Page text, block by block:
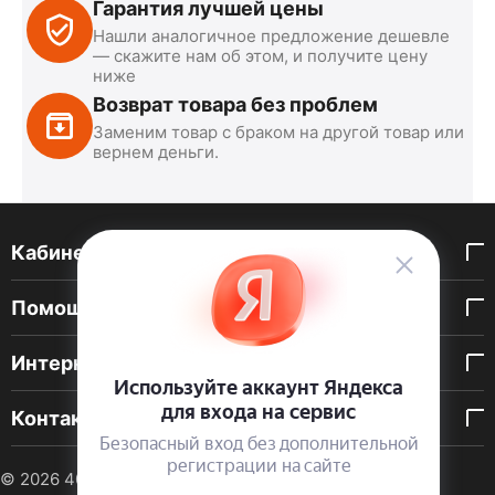
Гарантия лучшей цены
Нашли аналогичное предложение дешевле
— скажите нам об этом, и получите цену
ниже
Возврат товара без проблем
Заменим товар с браком на другой товар или
вернем деньги.
Кабинет покупателя
Помощь покупателю
Интернет-магазин
Контакты
© 2026 40 DEN. Интернет-магазин